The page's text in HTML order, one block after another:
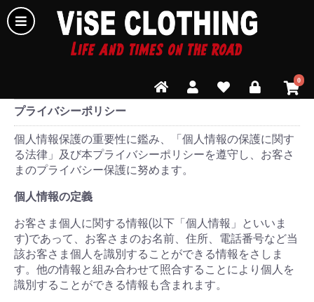
0
プライバシーポリシー
個人情報保護の重要性に鑑み、「個人情報の保護に関す
る法律」及び本プライバシーポリシーを遵守し、お客さ
まのプライバシー保護に努めます。
個人情報の定義
お客さま個人に関する情報(以下「個人情報」といいま
す)であって、お客さまのお名前、住所、電話番号など当
該お客さま個人を識別することができる情報をさしま
す。他の情報と組み合わせて照合することにより個人を
識別することができる情報も含まれます。